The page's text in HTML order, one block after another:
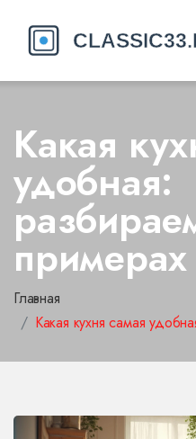
Какая
удобная:
примерах
Главная
Какая кухня самая